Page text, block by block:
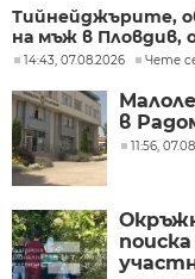
Тийнейджърите,
на мъж в Пловдив,
14:43, 07.08.2026 Чете
в
11:56,